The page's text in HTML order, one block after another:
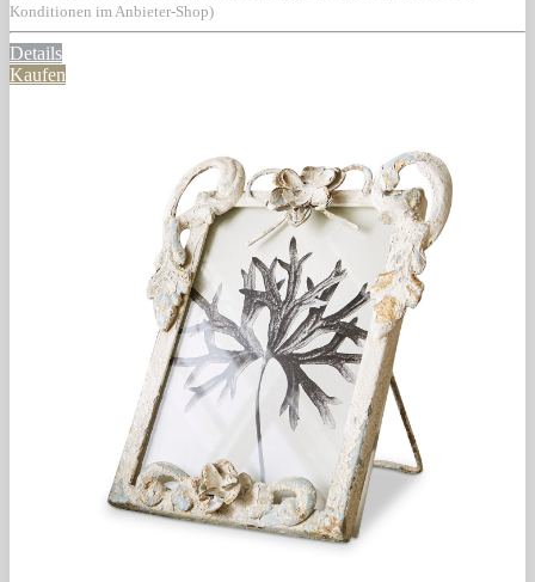
Konditionen im Anbieter-Shop)
Details
Kaufen